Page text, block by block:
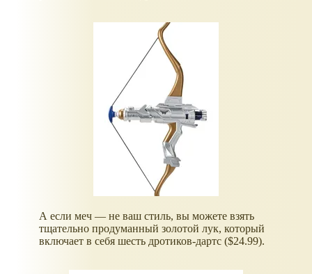
А если меч — не ваш стиль, вы можете взять
тщательно продуманный золотой лук, который
включает в себя шесть дротиков-дартс ($24.99).